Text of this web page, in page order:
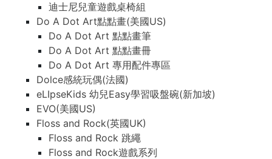
迪士尼兒童遊戲桌椅組
Do A Dot Art點點畫(美國US)
Do A Dot Art 點點畫筆
Do A Dot Art 點點畫冊
Do A Dot Art 專用配件專區
Dolce感統玩偶(法國)
eLIpseKids 幼兒Easy學習吸盤碗(新加坡)
EVO(美國US)
Floss and Rock(英國UK)
Floss and Rock 跳繩
Floss and Rock遊戲系列